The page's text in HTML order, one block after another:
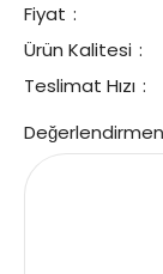
Fiyat
Ürün Kalitesi
Teslimat Hızı